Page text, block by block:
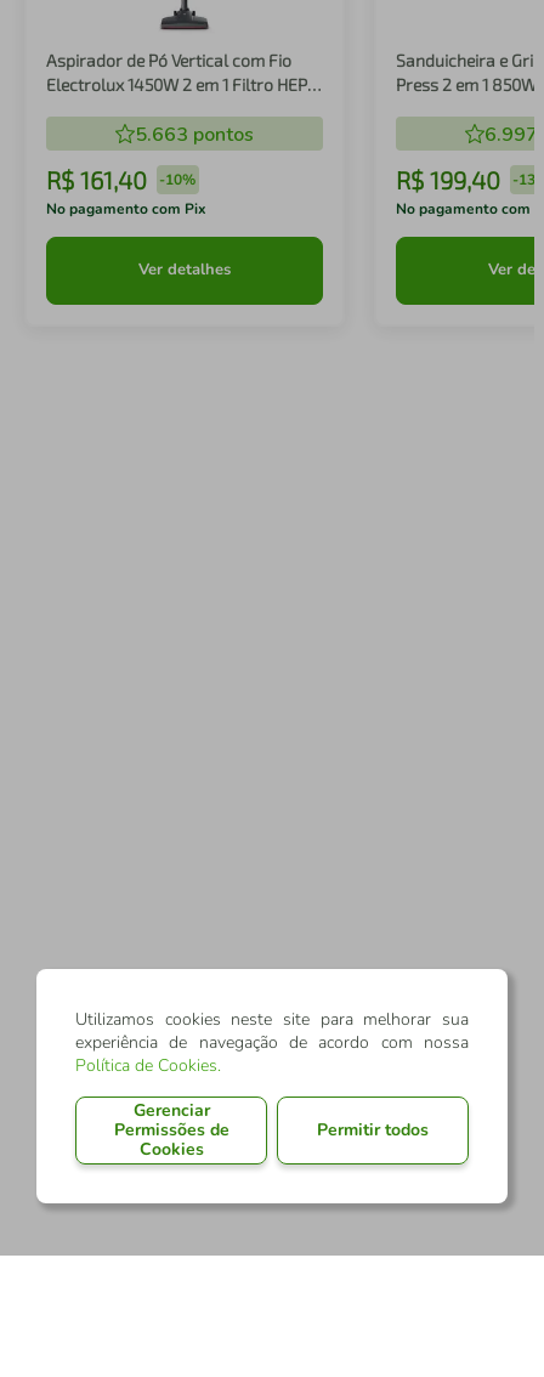
Aspirador de Pó Vertical com Fio
Electrolux 1450W 2 em 1 Filtro HEPA
5.663 pontos
R$ 161,40 -10%
No pagamento com Pix
Ver detalhes
Sanduicheira e
Press 2 em 1 850W
6.997
R$ 199,40 -
No pagamento com
Ver
Utilizamos cookies neste site para melhorar sua
experiência de navegação de acordo com nossa
Política de Cookies.
Gerenciar
Permissões de
Cookies
Permitir todos